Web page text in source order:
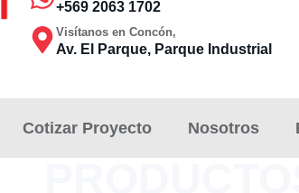
+569 2063 1702
Visítanos en Concón,
Av. El Parque, Parque Industrial
Cotizar Proyecto Nosotros